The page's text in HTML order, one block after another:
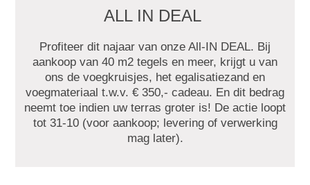
ALL IN DEAL
Profiteer dit najaar van onze All-IN DEAL. Bij
aankoop van 40 m2 tegels en meer, krijgt u van
ons de voegkruisjes, het egalisatiezand en
voegmateriaal t.w.v. € 350,- cadeau. En dit bedrag
neemt toe indien uw terras groter is! De actie loopt
tot 31-10 (voor aankoop; levering of verwerking
mag later).